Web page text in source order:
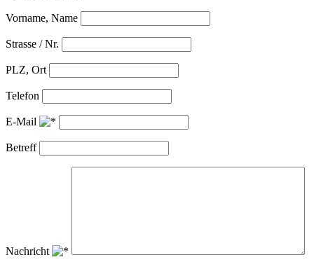
Vorname, Name
Strasse / Nr.
PLZ, Ort
Telefon
E-Mail
Betreff
Nachricht